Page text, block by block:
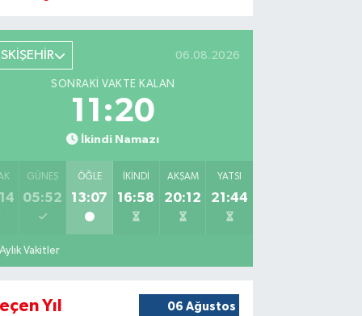
06.08.2026
SONRAKI VAKTE KALAN
11:19
İkindi Namazı
GÜNEŞ
05:52
ÖĞLE
13:07
İKINDI
16:58
AKŞAM
20:12
YATSI
21:44
Aylık Vakitler
Yıl
06 Ağustos